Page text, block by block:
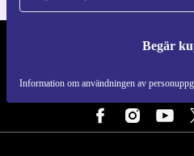
Begär
Information om användningen av
REFURBED
FÖLJ